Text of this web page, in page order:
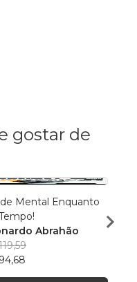
gostar de
Mental Enquanto
Abrahão
paz!